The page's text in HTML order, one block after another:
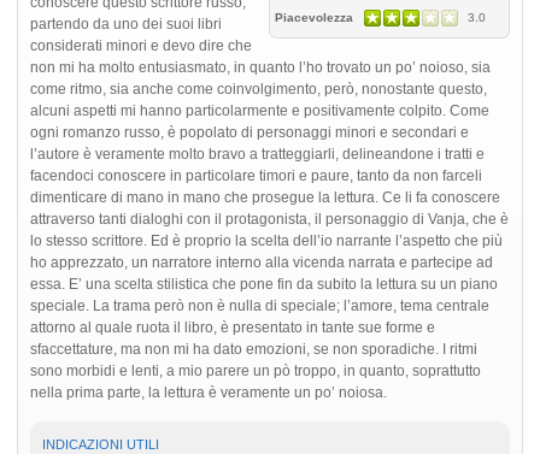
Piacevolezza 3.0
partendo da uno dei suoi libri
considerati minori e devo dire che
non mi ha molto entusiasmato, in quanto l’ho trovato un po’ noioso, sia
come ritmo, sia anche come coinvolgimento, però, nonostante questo,
alcuni aspetti mi hanno particolarmente e positivamente colpito. Come
ogni romanzo russo, è popolato di personaggi minori e secondari e
l’autore è veramente molto bravo a tratteggiarli, delineandone i tratti e
facendoci conoscere in particolare timori e paure, tanto da non farceli
dimenticare di mano in mano che prosegue la lettura. Ce li fa conoscere
attraverso tanti dialoghi con il protagonista, il personaggio di Vanja, che è
lo stesso scrittore. Ed è proprio la scelta dell’io narrante l’aspetto che più
ho apprezzato, un narratore interno alla vicenda narrata e partecipe ad
essa. E’ una scelta stilistica che pone fin da subito la lettura su un piano
speciale. La trama però non è nulla di speciale; l’amore, tema centrale
attorno al quale ruota il libro, è presentato in tante sue forme e
sfaccettature, ma non mi ha dato emozioni, se non sporadiche. I ritmi
sono morbidi e lenti, a mio parere un pò troppo, in quanto, soprattutto
nella prima parte, la lettura è veramente un po’ noiosa.
INDICAZIONI UTILI